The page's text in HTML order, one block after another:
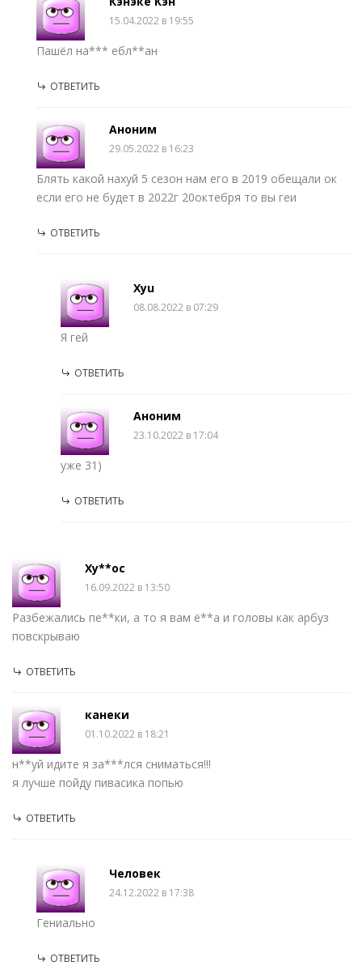
15.04.2022 в 19:55
Пашёл на*** ебл**ан
ОТВЕТИТЬ
Аноним
29.05.2022 в 16:23
Блять какой нахуй 5 сезон нам его в 2019 обещали ок
если его не будет в 2022г 20октебря то вы геи
ОТВЕТИТЬ
Xyu
08.08.2022 в 07:29
Я гей
ОТВЕТИТЬ
Аноним
23.10.2022 в 17:04
уже 31)
ОТВЕТИТЬ
Ху**ос
16.09.2022 в 13:50
Разбежались пе**ки, а то я вам ё**а и головы как арбуз
повскрываю
ОТВЕТИТЬ
канеки
01.10.2022 в 18:21
н**уй идите я за***лся сниматься!!!
я лучше пойду пивасика попью
ОТВЕТИТЬ
Человек
24.12.2022 в 17:38
Гениально
ОТВЕТИТЬ